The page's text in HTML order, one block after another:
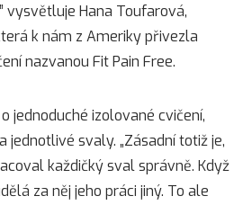
vysvětluje Hana Toufarová,
k nám z Ameriky přivezla
nazvanou Fit Pain Free.
jednoduché izolované cvičení,
jednotlivé svaly. „Zásadní totiž je,
každičký sval správně. Když
za něj jeho práci jiný. To ale